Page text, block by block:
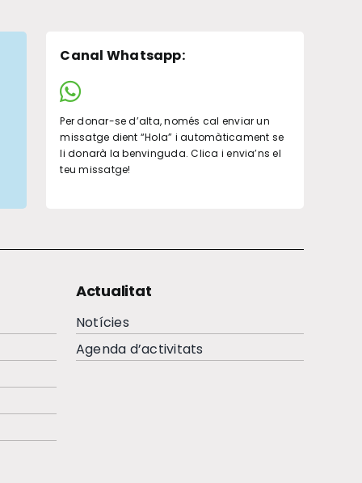
Canal Whatsapp:
Per donar-se d’alta, només cal enviar un
missatge dient “Hola” i automàticament se
li donarà la benvinguda. Clica i envia’ns el
teu missatge!
Actualitat
Notícies
Agenda d’activitats